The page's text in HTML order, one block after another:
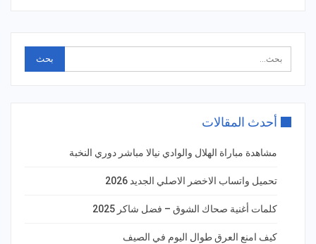
أحدث المقالات
مشاهدة مباراة الهلال والوادي نيالا مباشر دوري النخبة
تحميل واتساب الاخضر الاصلي الجديد 2026
كلمات أغنية صحاك الشوق – فضل شاكر 2025
كيف امنع العرق طوال اليوم في الصيف